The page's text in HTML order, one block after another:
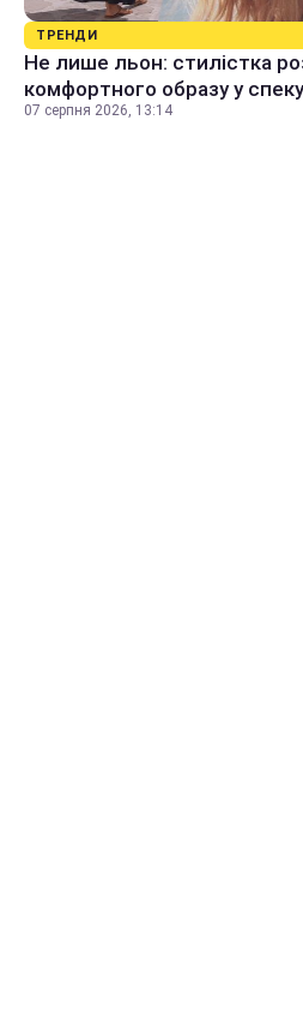
ТРЕНДИ
Не лише льон: стилістка
комфортного образу у спеку
07 серпня 2026, 13:14